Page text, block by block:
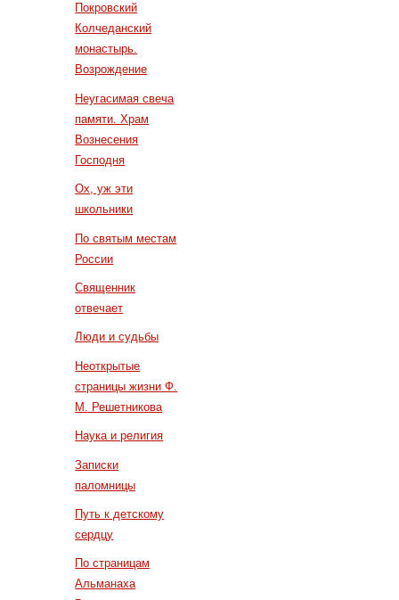
Покровский
Колчеданский
монастырь.
Возрождение
Неугасимая свеча
памяти. Храм
Вознесения
Господня
Ох, уж эти
школьники
По святым местам
России
Священник
отвечает
Люди и судьбы
Неоткрытые
страницы жизни Ф.
М. Решетникова
Наука и религия
Записки
паломницы
Путь к детскому
сердцу
По страницам
Альманаха